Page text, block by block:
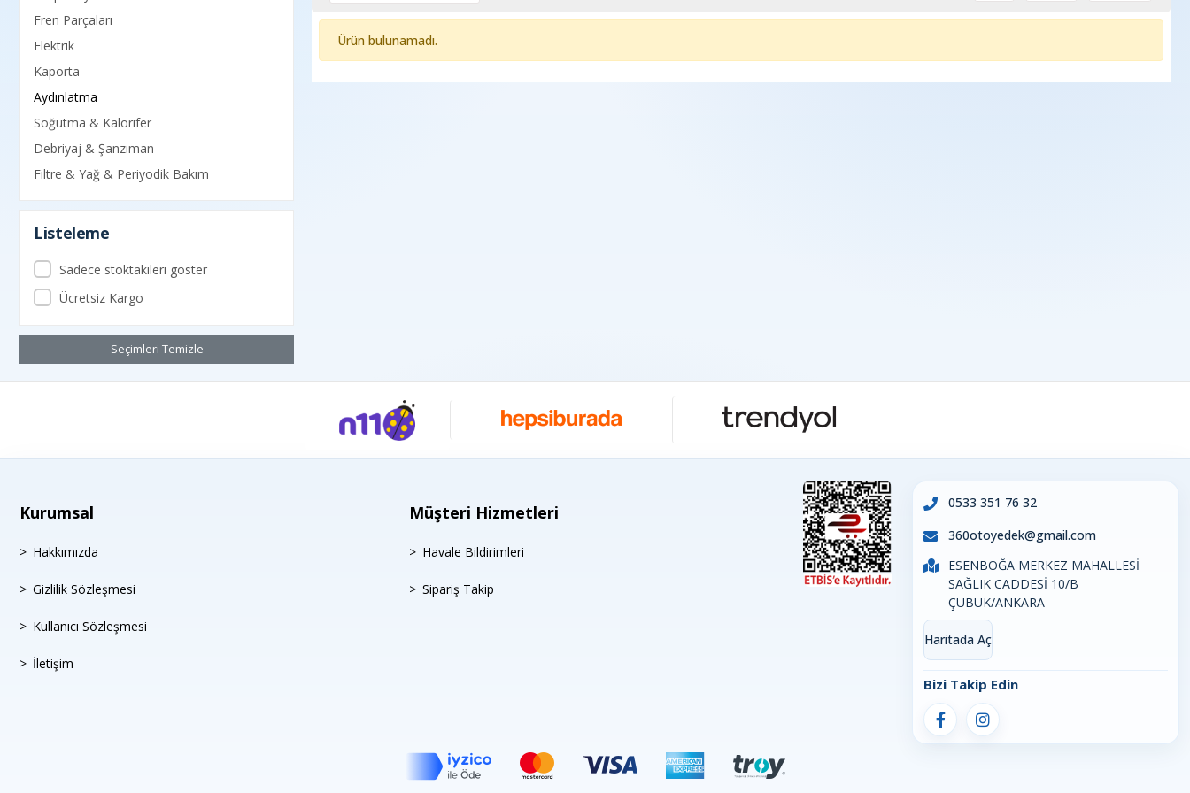
Fren Parçaları
Elektrik
Kaporta
Aydınlatma
Soğutma & Kalorifer
Debriyaj & Şanzıman
Filtre & Yağ & Periyodik Bakım
Listeleme
Sadece stoktakileri göster
Ücretsiz Kargo
Seçimleri Temizle
Ürün bulunamadı.
Kurumsal
Hakkımızda
Gizlilik Sözleşmesi
Kullanıcı Sözleşmesi
İletişim
Müşteri Hizmetleri
Havale Bildirimleri
Sipariş Takip
0533 351 76 32
360otoyedek@gmail.com
ESENBOĞA MERKEZ MAHALLESİ
SAĞLIK CADDESİ 10/B
ÇUBUK/ANKARA
Haritada Aç
Bizi Takip Edin